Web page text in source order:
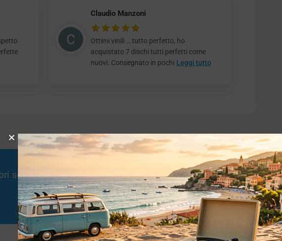
Claudio Manzoni
Ottimi vinili … tutto perfetto, ho
acquistato 7 dischi tutti perfetti come
nuovi. Consegnato in pochi Leggi tutto
se potremmo essere interessati!